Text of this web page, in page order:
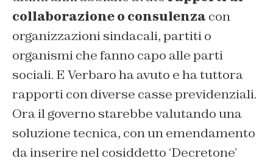
collaborazione o consulenza con
organizzazioni sindacali, partiti o
organismi che fanno capo alle parti
sociali. E Verbaro ha avuto e ha tuttora
rapporti con diverse casse previdenziali.
Ora il governo starebbe valutando una
soluzione tecnica, con un emendamento
da inserire nel cosiddetto ‘Decretone’